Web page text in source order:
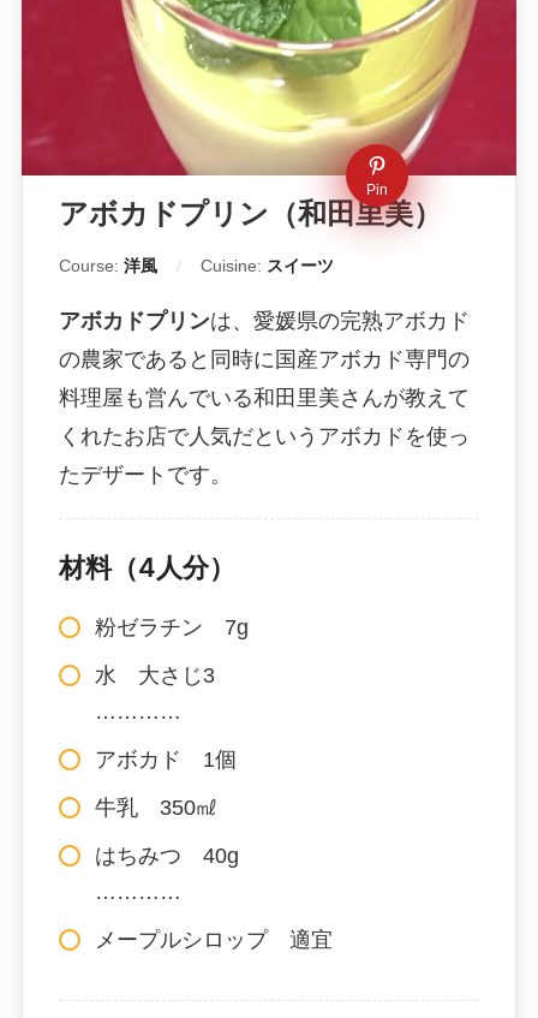
Pin
アボカドプリン（和田里美）
Course: 洋風 Cuisine: スイーツ
アボカドプリンは、愛媛県の完熟アボカド
の農家であると同時に国産アボカド専門の
料理屋も営んでいる和田里美さんが教えて
くれたお店で人気だというアボカドを使っ
たデザートです。
材料（4人分）
粉ゼラチン 7g
水 大さじ3
…………
アボカド 1個
牛乳 350㎖
はちみつ 40g
…………
メープルシロップ 適宜